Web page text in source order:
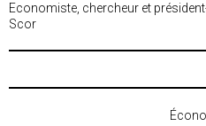
Economiste, chercheur et
Scor